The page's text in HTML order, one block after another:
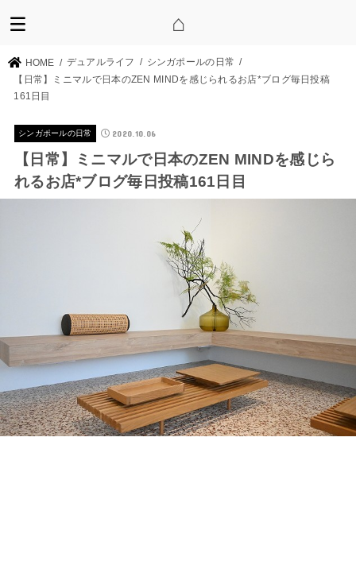
HOME デュアルライフ
シンガポールの日常
【日常】ミニマルで日本のZEN MINDを感じられるお店*ブログ毎日投稿
161日目
シンガポールの日常 2020.10.06
【日常】ミニマルで日本のZEN MINDを感じら
れるお店*ブログ毎日投稿161日目